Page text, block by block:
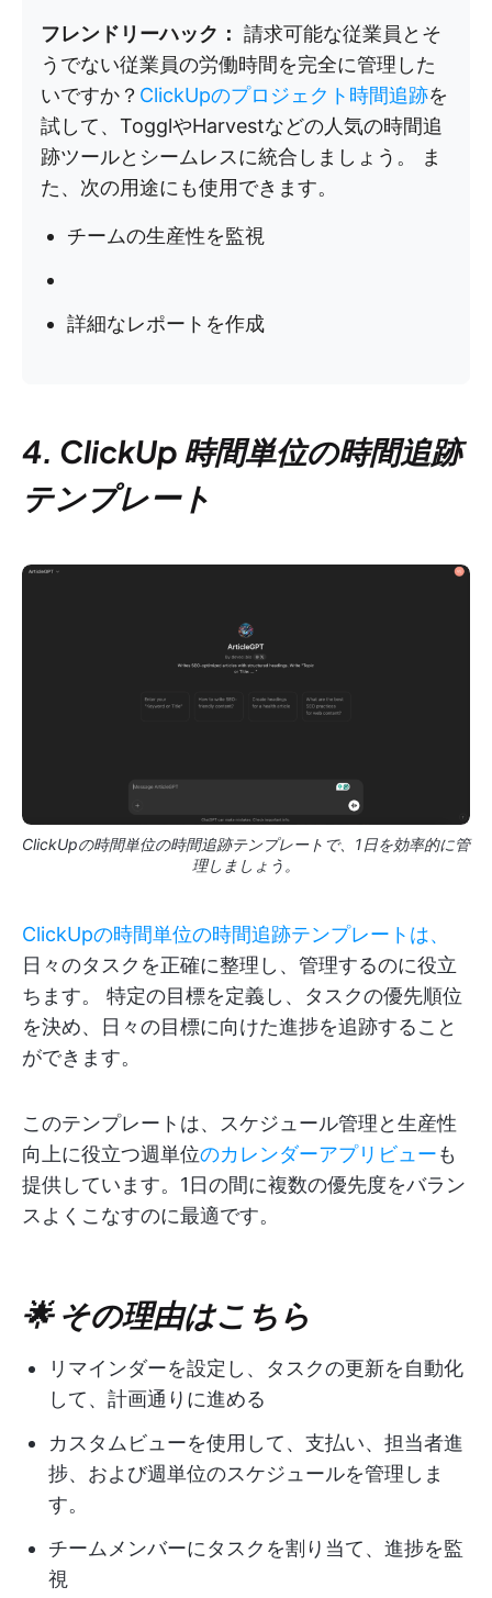
フレンドリーハック： 請求可能な従業員とそ
うでない従業員の労働時間を完全に管理した
いですか？ ClickUpのプロジェクト時間追跡を
試して、TogglやHarvestなどの人気の時間追
跡ツールとシームレスに統合しましょう。 ま
た、次の用途にも使用できます。
チームの生産性を監視
詳細なレポートを作成
4. ClickUp 時間単位の時間追跡
テンプレート
ClickUpの時間単位の時間追跡テンプレートで、1日を効率的に管
理しましょう。
ClickUpの時間単位の時間追跡テンプレートは、
日々のタスクを正確に整理し、管理するのに役立
ちます。 特定の目標を定義し、タスクの優先順位
を決め、日々の目標に向けた進捗を追跡すること
ができます。
このテンプレートは、スケジュール管理と生産性
向上に役立つ週単位のカレンダーアプリビューも
提供しています。1日の間に複数の優先度をバラン
スよくこなすのに最適です。
🌟 その理由はこちら
リマインダーを設定し、タスクの更新を自動化
して、計画通りに進める
カスタムビューを使用して、支払い、担当者進
捗、および週単位のスケジュールを管理しま
す。
チームメンバーにタスクを割り当て、進捗を監
視